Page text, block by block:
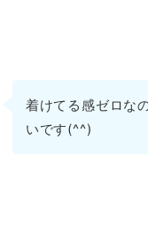
着けてる感ゼロな
いです(^^)